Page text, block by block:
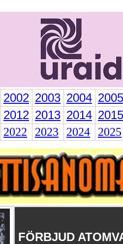
2002 2003 2004 2005
2012 2013 2014 2015
2022 2023 2024 2025
FÖRBJUD